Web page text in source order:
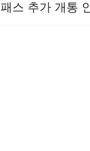
스 추가 개통